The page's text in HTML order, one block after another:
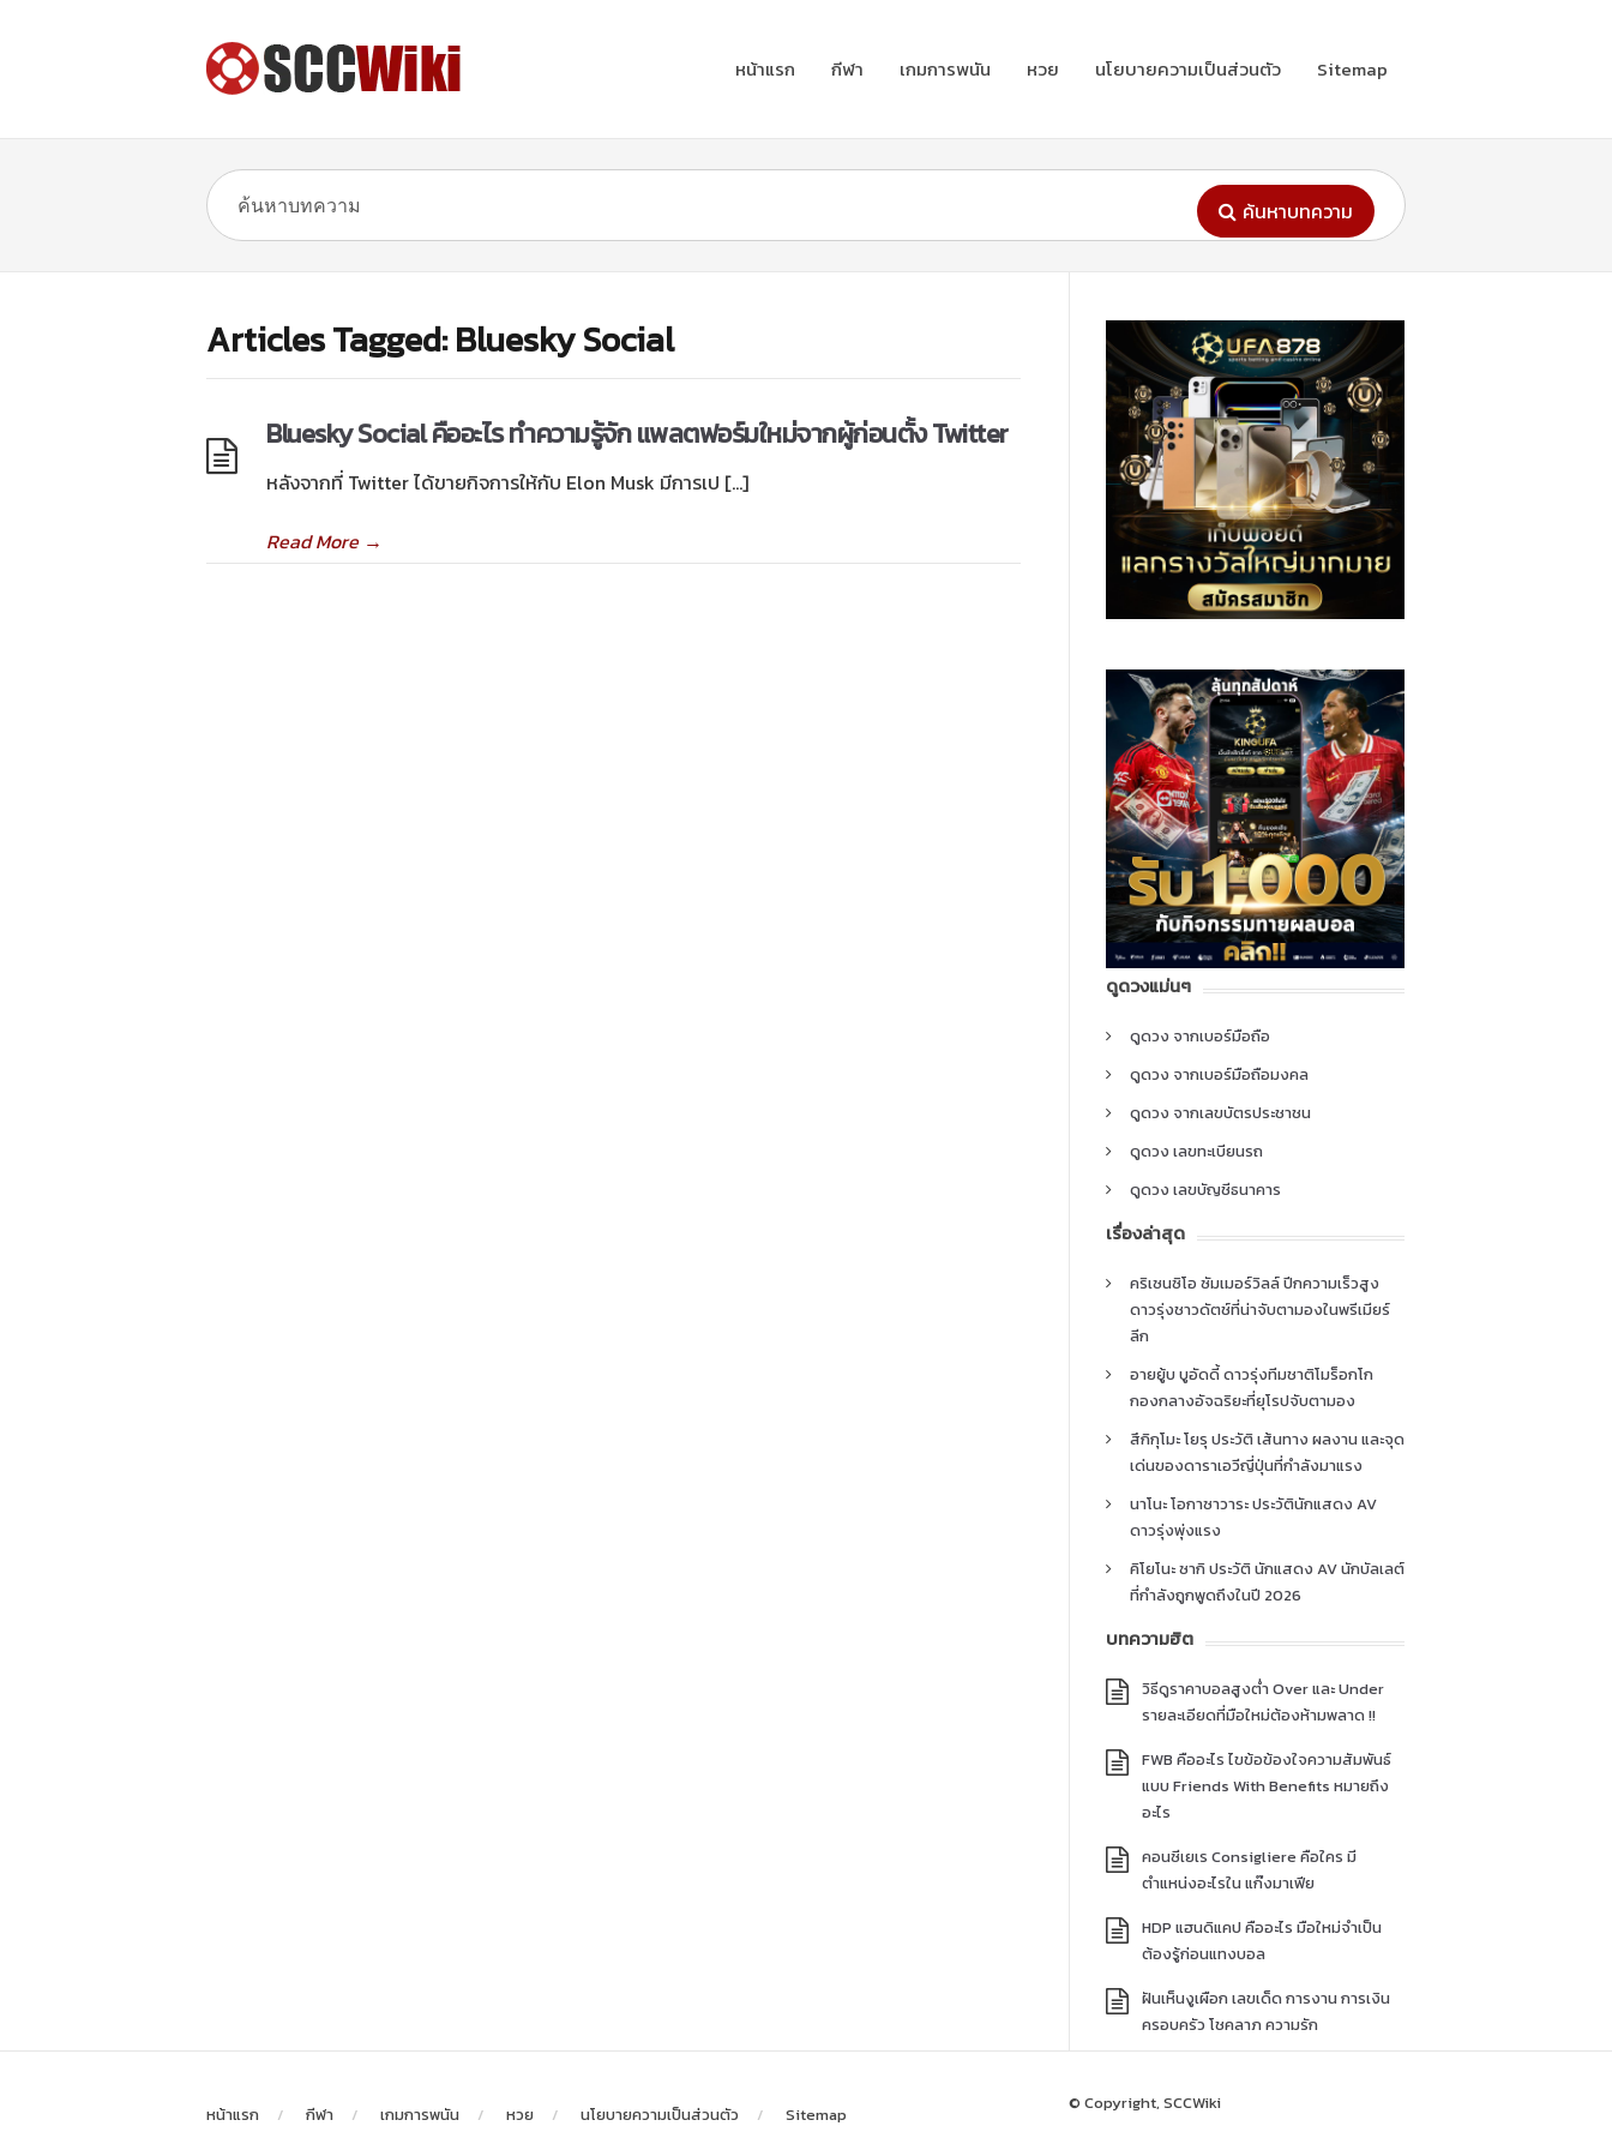
หน้าแรก กีฬา เกมการพนัน หวย นโยบายความเป็นส่วนตัว Sitemap
ค้นหาบทความ
Articles Tagged: Bluesky Social
Bluesky Social คืออะไร ทำความรู้จัก แพลตฟอร์มใหม่จากผู้ก่อนตั้ง Twitter
หลังจากที่ Twitter ได้ขายกิจการให้กับ Elon Musk มีการเป […]
Read More→
ดูดวงแม่นๆ
ดูดวง จากเบอร์มือถือ
ดูดวง จากเบอร์มือถือมงคล
ดูดวง จากเลขบัตรประชาชน
ดูดวง เลขทะเบียนรถ
ดูดวง เลขบัญชีธนาคาร
เรื่องล่าสุด
คริเซนซิโอ ซัมเมอร์วิลล์ ปีกความเร็วสูง
ดาวรุ่งชาวดัตช์ที่น่าจับตามองในพรีเมียร์
ลีก
อายยู้บ บูอัดดี้ ดาวรุ่งทีมชาติโมร็อกโก
กองกลางอัจฉริยะที่ยุโรปจับตามอง
สึกิกุโมะ โยรุ ประวัติ เส้นทาง ผลงาน และจุด
เด่นของดาราเอวีญี่ปุ่นที่กำลังมาแรง
นาโนะ โอกาซาวาระ ประวัตินักแสดง AV
ดาวรุ่งพุ่งแรง
คิโยโนะ ซากิ ประวัติ นักแสดง AV นักบัลเลต์
ที่กำลังถูกพูดถึงในปี 2026
บทความฮิต
วิธีดูราคาบอลสูงต่ำ Over และ Under
รายละเอียดที่มือใหม่ต้องห้ามพลาด !!
FWB คืออะไร ไขข้อข้องใจความสัมพันธ์
แบบ Friends With Benefits หมายถึง
อะไร
คอนซีเยเร Consigliere คือใคร มี
ตำแหน่งอะไรใน แก๊งมาเฟีย
HDP แฮนดิแคป คืออะไร มือใหม่จำเป็น
ต้องรู้ก่อนแทงบอล
ฝันเห็นงูเผือก เลขเด็ด การงาน การเงิน
ครอบครัว โชคลาภ ความรัก
หน้าแรก กีฬา เกมการพนัน หวย นโยบายความเป็นส่วนตัว Sitemap
© Copyright, SCCWiki